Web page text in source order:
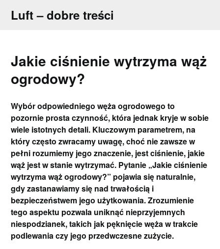
Luft – dobre treści
Jakie ciśnienie wytrzyma wąż
ogrodowy?
Wybór odpowiedniego węża ogrodowego to
pozornie prosta czynność, która jednak kryje w sobie
wiele istotnych detali. Kluczowym parametrem, na
który często zwracamy uwagę, choć nie zawsze w
pełni rozumiemy jego znaczenie, jest ciśnienie, jakie
wąż jest w stanie wytrzymać. Pytanie „Jakie ciśnienie
wytrzyma wąż ogrodowy?” pojawia się naturalnie,
gdy zastanawiamy się nad trwałością i
bezpieczeństwem jego użytkowania. Zrozumienie
tego aspektu pozwala uniknąć nieprzyjemnych
niespodzianek, takich jak pęknięcie węża w trakcie
podlewania czy jego przedwczesne zużycie.